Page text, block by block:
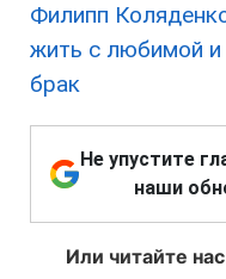
Филипп
жить с любимой
брак
Не упустите
наши
Или читайте